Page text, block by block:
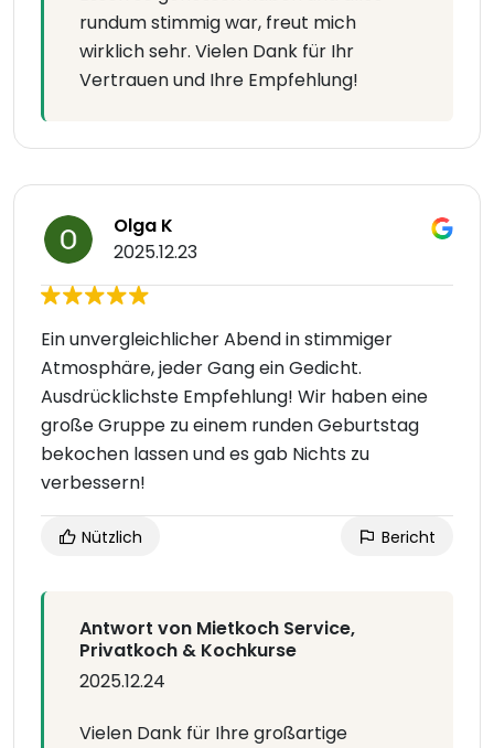
rundum stimmig war, freut mich
wirklich sehr. Vielen Dank für Ihr
Vertrauen und Ihre Empfehlung!
Olga K
2025.12.23
Ein unvergleichlicher Abend in stimmiger
Atmosphäre, jeder Gang ein Gedicht.
Ausdrücklichste Empfehlung! Wir haben eine
große Gruppe zu einem runden Geburtstag
bekochen lassen und es gab Nichts zu
verbessern!
Nützlich Bericht
Antwort von Mietkoch Service,
Privatkoch & Kochkurse
2025.12.24
Vielen Dank für Ihre großartige